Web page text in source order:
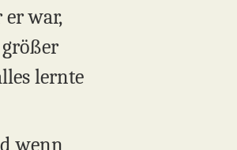
war,
lernte
wenn